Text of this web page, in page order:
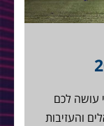
של קיץ 2017, שי עושה לכם
והעזיבות